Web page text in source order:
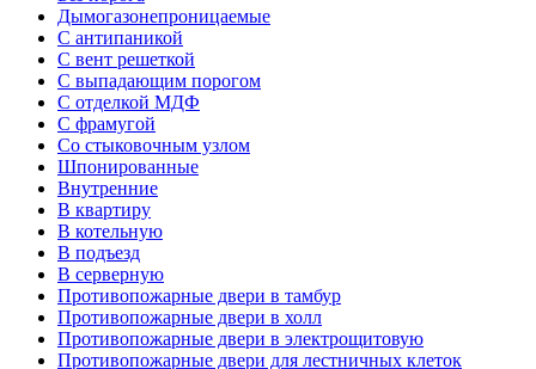
Дымогазонепроницаемые
С антипаникой
С вент решеткой
С выпадающим порогом
С отделкой МДФ
С фрамугой
Со стыковочным узлом
Шпонированные
Внутренние
В квартиру
В котельную
В подъезд
В серверную
Противопожарные двери в тамбур
Противопожарные двери в холл
Противопожарные двери в электрощитовую
Противопожарные двери для лестничных клеток